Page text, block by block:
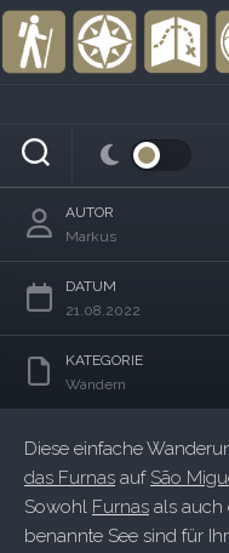
Skip
content
Lagoa das Furnas
AUTOR
Markus
DATUM
21.08.2022
KATEGORIE
Wandern
Diese einfache
das Furnas auf São
Sowohl Furnas als auch
benannte See sind für